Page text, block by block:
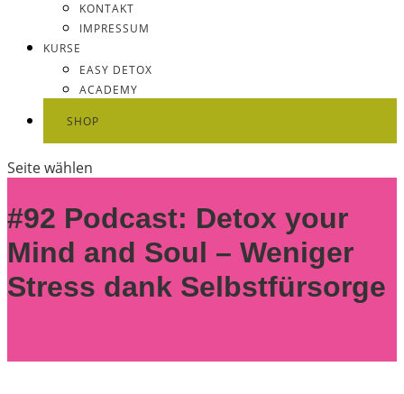
KONTAKT
IMPRESSUM
KURSE
EASY DETOX
ACADEMY
SHOP
Seite wählen
#92 Podcast: Detox your
Mind and Soul – Weniger
Stress dank Selbstfürsorge